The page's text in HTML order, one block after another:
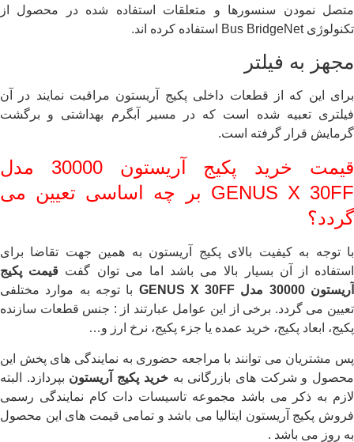
متصل نمودن سنسورها و متعلقات استفاده شده در محصول از
تکنولوژی Bus BridgeNet استفاده کرده اند.
مجهز به فیلتر
برای این که از قطعات داخلی پکیج آریستون مراقبت نمایند در آن
فیلتری تعبیه شده است که در مسیر آبگرم بهداشتی و برگشت
گرمایش قرار گرفته است.
قیمت خرید پکیج آریستون 30000 مدل
GENUS X 30FF بر چه اساسی تعیین می
گردد؟
با توجه به کیفیت بالای پکیج آریستون به همین جهت تقاضا برای
استفاده از آن بسیار بالا می باشد اما می توان گفت قیمت پکیج
آریستون30000 مدل GENUS X 30FF با توجه به موارد مختلفی
تعیین می گردد. برخی از این عوامل عبارتند از : جنس قطعات سازنده
پکیج، ابعاد پکیج، خرید عمده یا جزء پکیج، نرخ ارز و…
پس مشتریان می توانند با مراجعه حضوری به نمایندگی های پخش این
محصول و شرکت های بازرگانی بهخرید پکیج آریستون بپردازد. البته
لازم به ذکر می باشد مجموعه تاسیسات دات کام نمایندگی رسمی
فروش پکیج آریستون ایتالیا می باشد و تمامی قیمت های این محصول
به روز می باشد .